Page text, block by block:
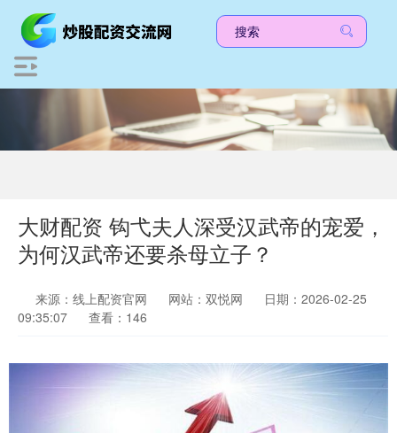
大财配资 钩弋夫人深受汉武帝的宠爱，
为何汉武帝还要杀母立子？
来源：线上配资官网 网站：双悦网
日期：2026-02-25
09:35:07
查看：146